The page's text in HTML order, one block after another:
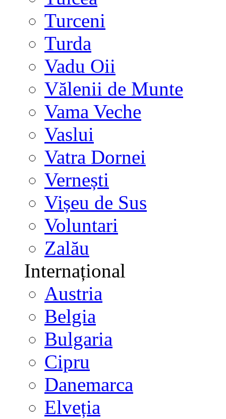
Turceni
Turda
Vadu Oii
Vălenii de Munte
Vama Veche
Vaslui
Vatra Dornei
Vernești
Vișeu de Sus
Voluntari
Zalău
Internațional
Austria
Belgia
Bulgaria
Cipru
Danemarca
Elveția